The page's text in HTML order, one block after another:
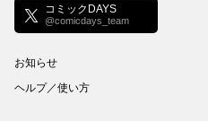
コミックDAYS
@comicdays_team
お知らせ
ヘルプ／使い方